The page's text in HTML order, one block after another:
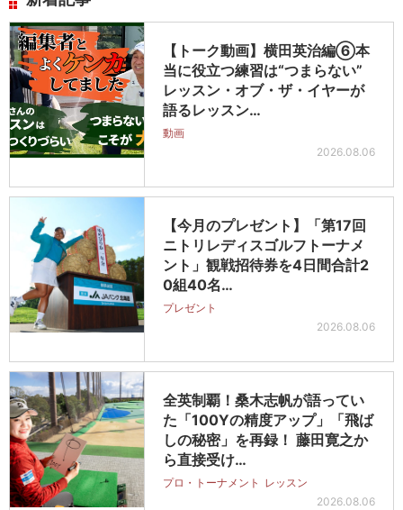
【トーク動画】横田英治編⑥本
当に役立つ練習は“つまらない”
レッスン・オブ・ザ・イヤーが
語るレッスン…
動画
2026.08.06
【今月のプレゼント】「第17回
ニトリレディスゴルフトーナメ
ント」観戦招待券を4日間合計2
0組40名…
プレゼント
2026.08.06
全英制覇！桑木志帆が語ってい
た「100Yの精度アップ」「飛ば
しの秘密」を再録！ 藤田寛之か
ら直接受け…
プロ・トーナメント レッスン
2026.08.06